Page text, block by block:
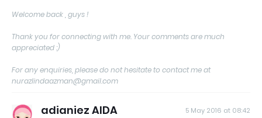
Welcome back , guys !
Thank you for connecting with me. Your comments are much
appreciated :)
For any enquiries, please do not hesitate to contact me at
nurazlindaazman@gmail.com
adianiez AIDA 5 May 2016 at 08:42